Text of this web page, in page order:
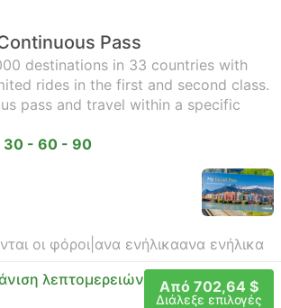
Pass
destinations in 33 countries with
rides in the first and second class.
pass and travel within a specific
30 - 60 - 90
οι φόροι ανα ενήλικαανα ενήλικα
λεπτομερειών Από 702,64 $
Διάλεξε επιλογές